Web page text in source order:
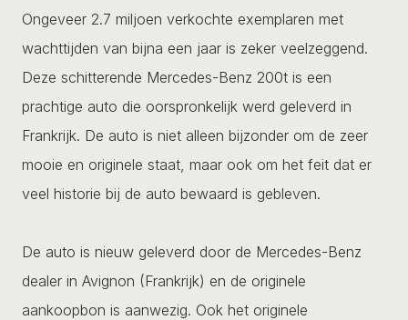
Ongeveer 2.7 miljoen verkochte exemplaren met
wachttijden van bijna een jaar is zeker veelzeggend.
Deze schitterende Mercedes-Benz 200t is een
prachtige auto die oorspronkelijk werd geleverd in
Frankrijk. De auto is niet alleen bijzonder om de zeer
mooie en originele staat, maar ook om het feit dat er
veel historie bij de auto bewaard is gebleven.
De auto is nieuw geleverd door de Mercedes-Benz
dealer in Avignon (Frankrijk) en de originele
aankoopbon is aanwezig. Ook het originele